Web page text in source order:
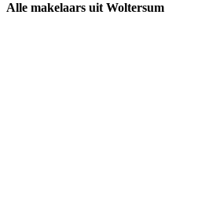
Alle makelaars uit Woltersum